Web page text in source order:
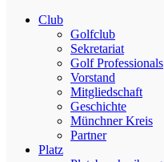
Club
Golfclub
Sekretariat
Golf Professionals
Vorstand
Mitgliedschaft
Geschichte
Münchner Kreis
Partner
Platz